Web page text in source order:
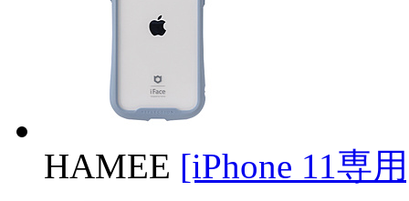
HAMEE [iPhone 11専